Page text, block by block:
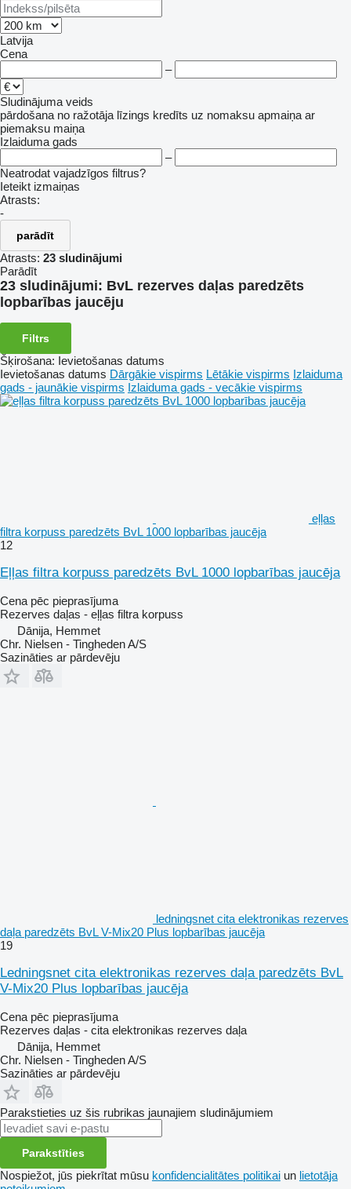
Latvija
Cena
–
Sludinājuma veids
pārdošana no ražotāja līzings kredīts uz nomaksu apmaiņa ar
piemaksu maiņa
Izlaiduma gads
–
Neatrodat vajadzīgos filtrus?
Ieteikt izmaiņas
Atrasts:
-
parādīt
Atrasts: 23 sludinājumi
Parādīt
23 sludinājumi: BvL rezerves daļas paredzēts
lopbarības jaucēju
Filtrs
Šķirošana: Ievietošanas datums
Ievietošanas datums Dārgākie vispirms Lētākie vispirms Izlaiduma
gads - jaunākie vispirms Izlaiduma gads - vecākie vispirms
eļļas
filtra korpuss paredzēts BvL 1000 lopbarības jaucēja
12
Eļļas filtra korpuss paredzēts BvL 1000 lopbarības jaucēja
Cena pēc pieprasījuma
Rezerves daļas - eļļas filtra korpuss
Dānija, Hemmet
Chr. Nielsen - Tingheden A/S
Sazināties ar pārdevēju
ledningsnet cita elektronikas rezerves
daļa paredzēts BvL V-Mix20 Plus lopbarības jaucēja
19
Ledningsnet cita elektronikas rezerves daļa paredzēts BvL
V-Mix20 Plus lopbarības jaucēja
Cena pēc pieprasījuma
Rezerves daļas - cita elektronikas rezerves daļa
Dānija, Hemmet
Chr. Nielsen - Tingheden A/S
Sazināties ar pārdevēju
Parakstieties uz šis rubrikas jaunajiem sludinājumiem
Parakstīties
Nospiežot, jūs piekrītat mūsu konfidencialitātes politikai un lietotāja